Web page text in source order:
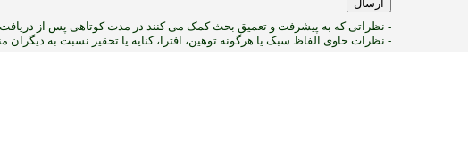
- نظراتی که به پیشرفت و تعمیق بحث کمک می کنند در مدت کوتاهی پس از دریافت
- نظرات حاوی الفاظ سبک یا هرگونه توهین، افترا، کنایه یا تحقیر نسبت به